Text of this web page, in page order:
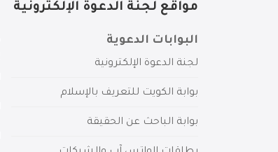
مواقع لجنة الدعوة الإلكترونية
البوابات الدعوية
لجنة الدعوة الإلكترونية
بوابة الكويت للتعريف بالإسلام
بوابة الباحث عن الحقيقة